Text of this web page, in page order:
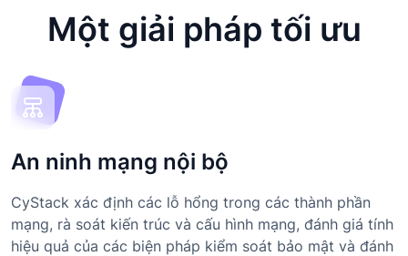
Một giải pháp tối ưu
An ninh mạng nội bộ
CyStack xác định các lỗ hổng trong các thành phần
mạng, rà soát kiến trúc và cấu hình mạng, đánh giá tính
hiệu quả của các biện pháp kiểm soát bảo mật và đánh